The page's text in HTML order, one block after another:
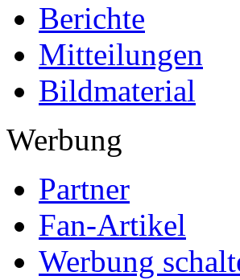
Berichte
Mitteilungen
Bildmaterial
Werbung
Partner
Fan-Artikel
Werbung